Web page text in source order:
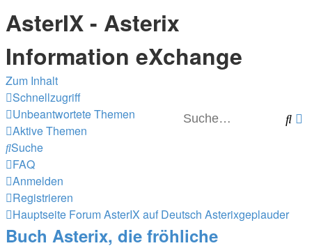
AsterIX - Asterix
Information eXchange
Zum Inhalt
Schnellzugriff
Unbeantwortete Themen
Aktive Themen
Suche
FAQ
Anmelden
Registrieren
Hauptseite ForumAsterIX auf Deutsch Asterixgeplauder
Buch Asterix, die fröhliche